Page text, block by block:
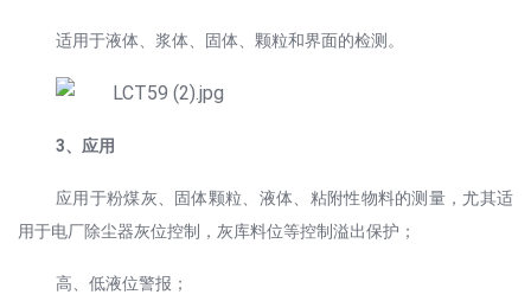
适用于液体、浆体、固体、颗粒和界面的检测。
3、应用
应用于粉煤灰、固体颗粒、液体、粘附性物料的测量，尤其适
用于电厂除尘器灰位控制，灰库料位等控制溢出保护；
高、低液位警报；